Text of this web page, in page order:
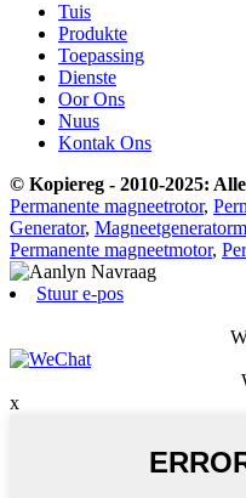
Tuis
Produkte
Toepassing
Dienste
Oor Ons
Nuus
Kontak Ons
© Kopiereg - 2010-2025:
Permanente magneetrotor,
Generator,
Permanente magneetmotor,
Stuur e-pos
x